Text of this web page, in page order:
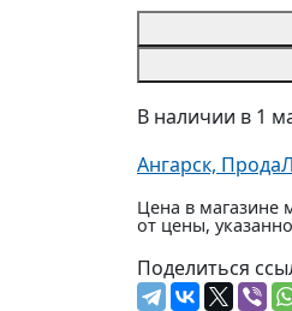
В наличии в 1
Ангарск,
Цена в магазине
от цены,
Поделиться